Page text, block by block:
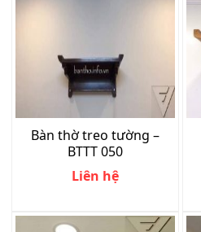
Bàn thờ treo tường –
BTTT 050
Liên hệ